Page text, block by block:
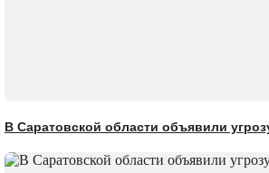
В Саратовской области объявили